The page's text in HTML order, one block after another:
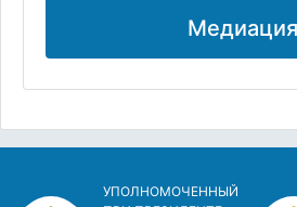
Медиация
УПОЛНОМОЧЕННЫЙ